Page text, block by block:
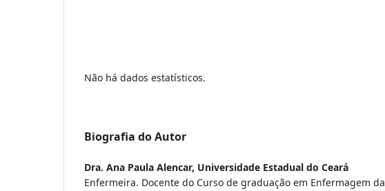
Não há dados estatísticos.
Biografia do Autor
Dra. Ana Paula Alencar, Universidade Estadual do Ceará
Enfermeira. Docente do Curso de graduação em Enfermagem da